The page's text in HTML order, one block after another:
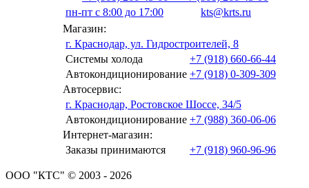
пн-пт с 8:00 до 17:00
kts@krts.ru
Магазин:
г. Краснодар, ул. Гидростроителей, 8
Системы холода
+7 (918) 660-66-44
Автокондиционирование +7 (918) 0-309-309
Автосервис:
г. Краснодар, Ростовское Шоссе, 34/5
Автокондиционирование +7 (988) 360-06-06
Интернет-магазин:
Заказы принимаются
+7 (918) 960-96-96
ООО "КТС" © 2003 - 2026